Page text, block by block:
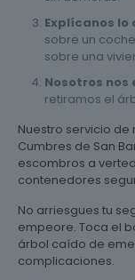
Explícanos lo
sobre un
sobre una
Nosotros
retiramos el
Nuestro servicio
Cumbres de San
escombros a
contenedores
No arriesgues tu
empeore. Toca el
árbol caído de
complicaciones.